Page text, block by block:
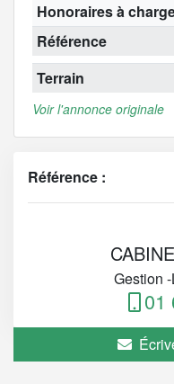
Honoraires à
Référence
Terrain
Voir l'annonce originale
Référence :
Gestion
01